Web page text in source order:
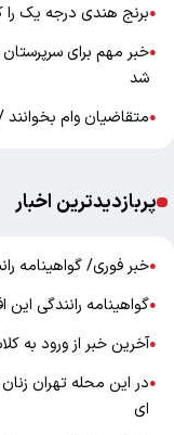
●برنج هندی درجه یک را
●
شد
●متقاضیان وام بخوانند
پربازدیدترین اخبار
●خبر فوری/ گواهینامه
●گواهینامه رانندگی
●آخرین خبر از ورود به کلاس اول
●در این محله تهران
ای